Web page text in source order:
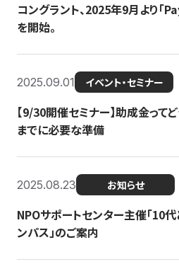
コングラント、2025年9月より「
を開始。
2025.09.01 イベント・セミナー
【9/30開催セミナー】助成金って
までに必要な準備
2025.08.23 お知らせ
NPOサポートセンター主催「10
ンパス」のご案内